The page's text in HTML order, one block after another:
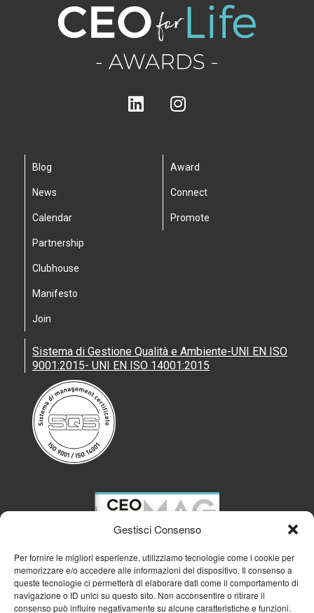
Gestisci Consenso
Per fornire le migliori esperienze, utilizziamo tecnologie come i cookie per
memorizzare e/o accedere alle informazioni del dispositivo. Il consenso a
queste tecnologie ci permetterà di elaborare dati come il comportamento di
navigazione o ID unici su questo sito. Non acconsentire o ritirare il
consenso può influire negativamente su alcune caratteristiche e funzioni.
Blog
News
Calendar
Partnership
Clubhouse
Manifesto
Join
Award
Connect
Promote
Sistema di Gestione Qualità e Ambiente-UNI EN ISO
9001:2015- UNI EN ISO 14001:2015